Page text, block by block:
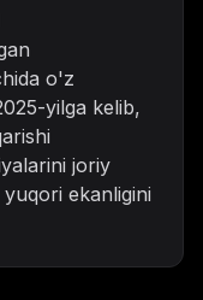
o'z
yilga kelib,
joriy
ekanligini